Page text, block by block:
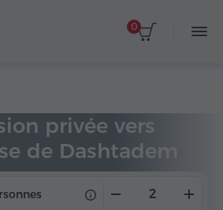
0
privée vers
de Dashtadem